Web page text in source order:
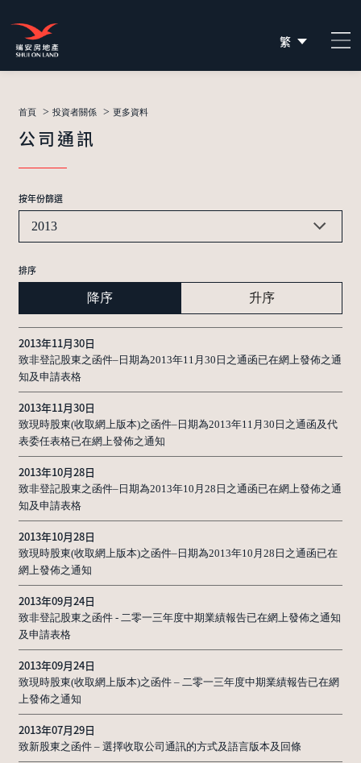
繁
简
首頁 > 投資者關係 > 更多資料
公司通訊
按年份篩選
2013
排序
降序 升序
2013年11月30日
致非登記股東之函件–日期為2013年11月30日之通函已在網上發佈之通
知及申請表格
2013年11月30日
致現時股東(收取網上版本)之函件–日期為2013年11月30日之通函及代
表委任表格已在網上發佈之通知
2013年10月28日
致非登記股東之函件–日期為2013年10月28日之通函已在網上發佈之通
知及申請表格
2013年10月28日
致現時股東(收取網上版本)之函件–日期為2013年10月28日之通函已在
網上發佈之通知
2013年09月24日
致非登記股東之函件 - 二零一三年度中期業績報告已在網上發佈之通知
及申請表格
2013年09月24日
致現時股東(收取網上版本)之函件 – 二零一三年度中期業績報告已在網
上發佈之通知
2013年07月29日
致新股東之函件 – 選擇收取公司通訊的方式及語言版本及回條